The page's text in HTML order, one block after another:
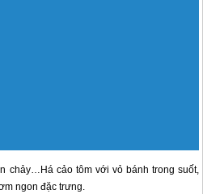
chảy…Há cảo tôm với vỏ bánh trong suốt,
ngon đặc trưng.